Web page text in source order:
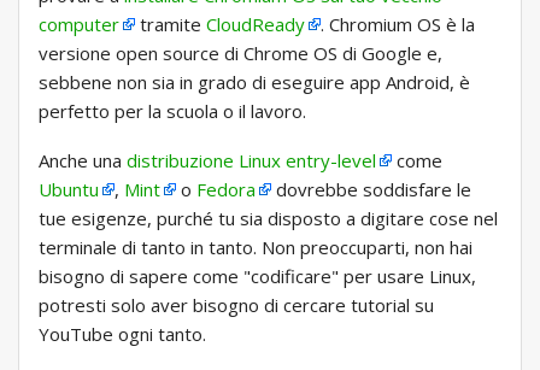
computer
tramite CloudReady
. Chromium OS è la
versione open source di Chrome OS di Google e,
sebbene non sia in grado di eseguire app Android, è
perfetto per la scuola o il lavoro.
Anche una distribuzione Linux entry-level
come
Ubuntu
, Mint o Fedora
dovrebbe soddisfare le
tue esigenze, purché tu sia disposto a digitare cose nel
terminale di tanto in tanto. Non preoccuparti, non hai
bisogno di sapere come "codificare" per usare Linux,
potresti solo aver bisogno di cercare tutorial su
YouTube ogni tanto.